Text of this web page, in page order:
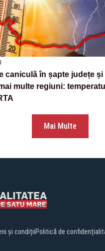
caniculă în șapte județe
multe regiuni:
Mai Multe
și condițiiPolitică de